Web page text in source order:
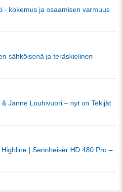
- kokemus ja osaamisen varmuus
sähköisenä ja teräskielinen
Janne Louhivuori – nyt on Tekijät
| Sennheiser HD 480 Pro –